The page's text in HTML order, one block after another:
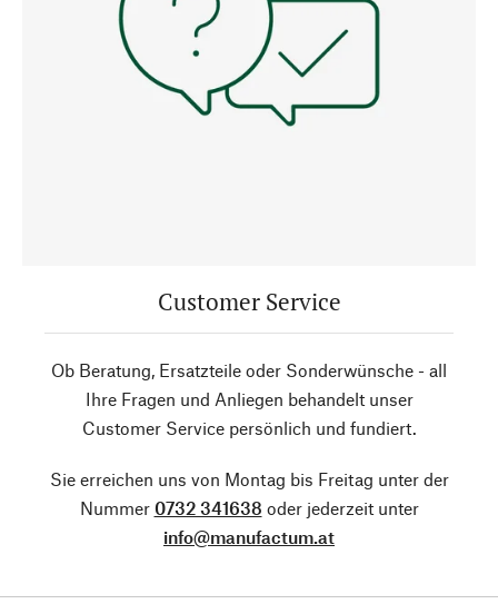
Customer Service
Ob Beratung, Ersatzteile oder Sonderwünsche - all
Ihre Fragen und Anliegen behandelt unser
Customer Service persönlich und fundiert.
Sie erreichen uns von Montag bis Freitag unter der
Nummer 0732 341638 oder jederzeit unter
info@manufactum.at